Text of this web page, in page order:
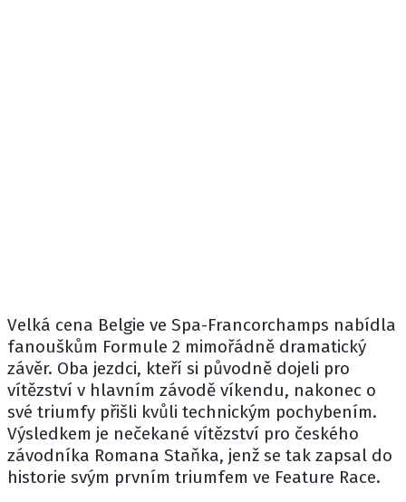
Velká cena Belgie ve Spa-Francorchamps nabídla
fanouškům Formule 2 mimořádně dramatický
závěr. Oba jezdci, kteří si původně dojeli pro
vítězství v hlavním závodě víkendu, nakonec o
své triumfy přišli kvůli technickým pochybením.
Výsledkem je nečekané vítězství pro českého
závodníka Romana Staňka, jenž se tak zapsal do
historie svým prvním triumfem ve Feature Race.